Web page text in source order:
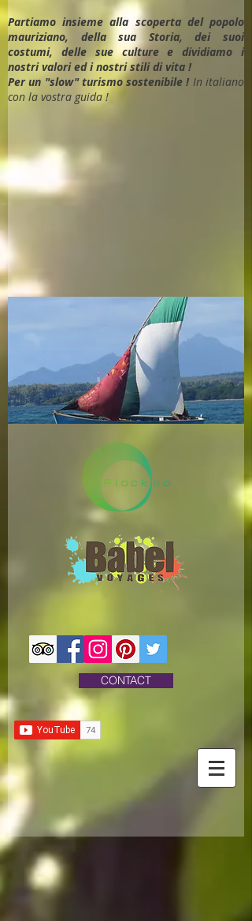
Partiamo insieme alla scoperta del popolo
mauriziano, della sua Storia, dei suoi
costumi, delle sue culture e dividiamo i
nostri valori ed i nostri stili di vita !
Per un "slow" turismo sostenibile ! In italiano
con la vostra guida !
CONTACT